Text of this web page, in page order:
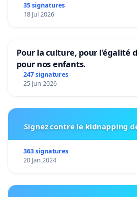
35 signatures
18 Jul 2026
Pour la culture, pour l'égalité
pour nos enfants.
247 signatures
25 Jun 2026
Signez contre le kidnapping
363 signatures
20 Jan 2024